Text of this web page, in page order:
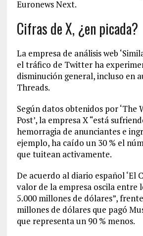
Euronews Next.
Cifras de X, ¿en picada?
La empresa de análisis web
el tráfico de Twitter ha
disminución general, incluso en
Threads.
Según datos obtenidos por ‘The
Post’, la empresa X “está
hemorragia de anunciantes e
ejemplo, ha caído un 30 % el
que tuitean activamente.
De acuerdo al diario español ‘El
valor de la empresa oscila entre
5.000 millones de dólares”,
millones de dólares que pagó
que representa un 90 % menos.